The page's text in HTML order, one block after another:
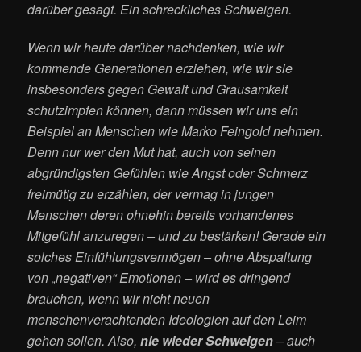
darüber gesagt. Ein schreckliches Schweigen.
Wenn wir heute darüber nachdenken, wie wir
kommende Generationen erziehen, wie wir sie
insbesonders gegen Gewalt und Grausamkeit
schutzimpfen können, dann müssen wir uns ein
Beispiel an Menschen wie Marko Feingold nehmen.
Denn nur wer den Mut hat, auch von seinen
abgründigsten Gefühlen wie Angst oder Schmerz
freimütig zu erzählen, der vermag in jungen
Menschen deren ohnehin bereits vorhandenes
Mitgefühl anzuregen – und zu bestärken! Gerade ein
solches Einfühlungsvermögen – ohne Abspaltung
von „negativen“ Emotionen – wird es dringend
brauchen, wenn wir nicht neuen
menschenverachtenden Ideologien auf den Leim
gehen sollen. Also,nie wieder Schweigen– auch